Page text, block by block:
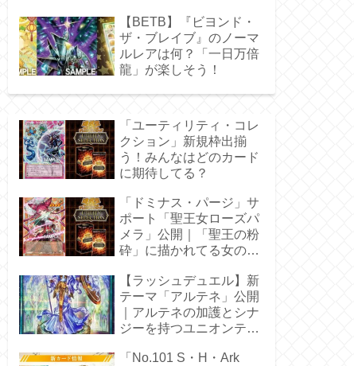
【BETB】『ビヨンド・
ザ・ブレイブ』のノーマ
ルレアは何？「一日万倍
龍」が楽しそう！
「ユーティリティ・コレ
クション」新規枠出揃
う！みんなはどのカード
に期待してる？
「ドミナス・パージ」サ
ポート「聖王女ローズパ
メラ」公開｜「聖王の粉
砕」に描かれてる女の子
【ラッシュデュエル】新
テーマ「アルテネ」公開
｜アルテネの加護とシナ
ジーを持つユニオンテー
「No.101 S・H・Ark